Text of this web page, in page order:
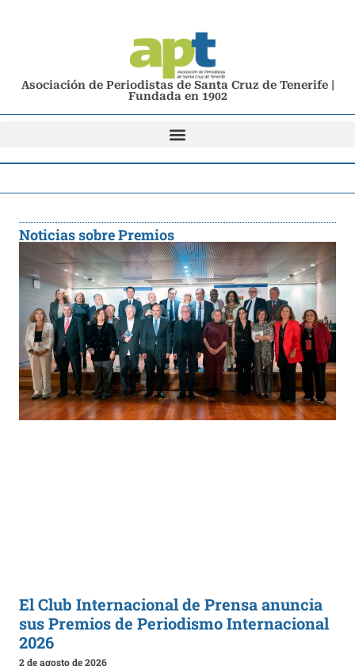
Asociación de Periodistas de Santa Cruz de Tenerife |
Fundada en 1902
Noticias sobre Premios
El Club Internacional de Prensa anuncia
sus Premios de Periodismo Internacional
2026
2 de agosto de 2026